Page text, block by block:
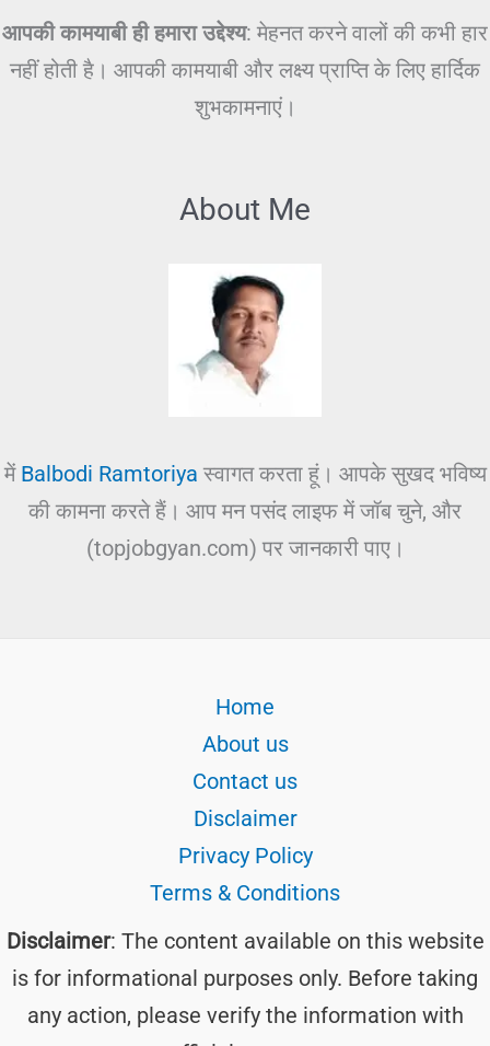
आपकी कामयाबी ही हमारा उद्देश्य: मेहनत करने वालों की कभी हार
नहीं होती है। आपकी कामयाबी और लक्ष्य प्राप्ति के लिए हार्दिक
शुभकामनाएं।
About Me
में Balbodi Ramtoriya स्वागत करता हूं। आपके सुखद भविष्य
की कामना करते हैं। आप मन पसंद लाइफ में जॉब चुने, और
(topjobgyan.com) पर जानकारी पाए।
Home
About us
Contact us
Disclaimer
Privacy Policy
Terms & Conditions
Disclaimer: The content available on this website
is for informational purposes only. Before taking
any action, please verify the information with